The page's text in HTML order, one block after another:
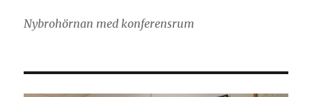
Nybrohörnan med konferensrum